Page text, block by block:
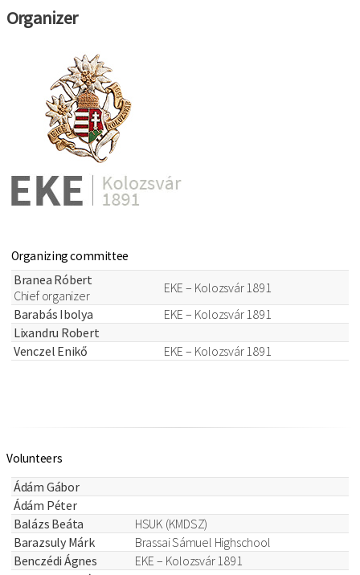
Organizer
Organizing committee
Branea Róbert
Chief organizer
EKE – Kolozsvár 1891
Barabás Ibolya
EKE – Kolozsvár 1891
Lixandru Robert
Venczel Enikő
EKE – Kolozsvár 1891
Volunteers
Ádám Gábor
Ádám Péter
Balázs Beáta
HSUK (KMDSZ)
Barazsuly Márk
Brassai Sámuel Highschool
Benczédi Ágnes
EKE – Kolozsvár 1891